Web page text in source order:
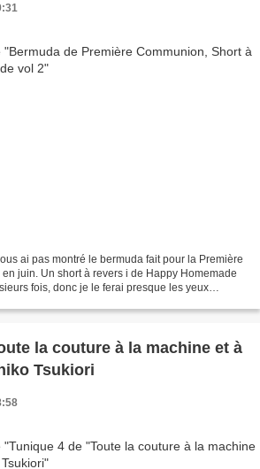
ai pas montré le bermuda fait pour la Première
juin. Un short à revers i de Happy Homemade
fois, donc je le ferai presque les yeux
la couture à la machine et à
Tsukiori